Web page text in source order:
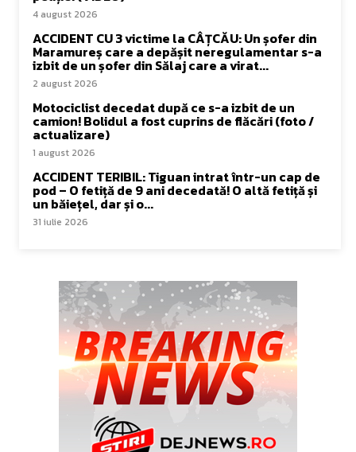
4 august 2026
ACCIDENT CU 3 victime la CÂȚCĂU: Un șofer din
Maramureș care a depășit neregulamentar s-a
izbit de un șofer din Sălaj care a virat...
2 august 2026
Motociclist decedat după ce s-a izbit de un
camion! Bolidul a fost cuprins de flăcări (foto /
actualizare)
1 august 2026
ACCIDENT TERIBIL: Tiguan intrat într-un cap de
pod – O fetiță de 9 ani decedată! O altă fetiță și
un băiețel, dar și o...
31 iulie 2026